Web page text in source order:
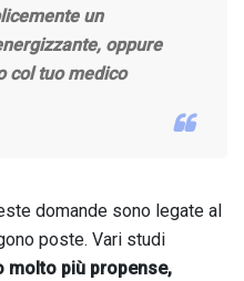
un
oppure
col tuo medico
domande sono legate al
poste. Vari studi
molto più propense,